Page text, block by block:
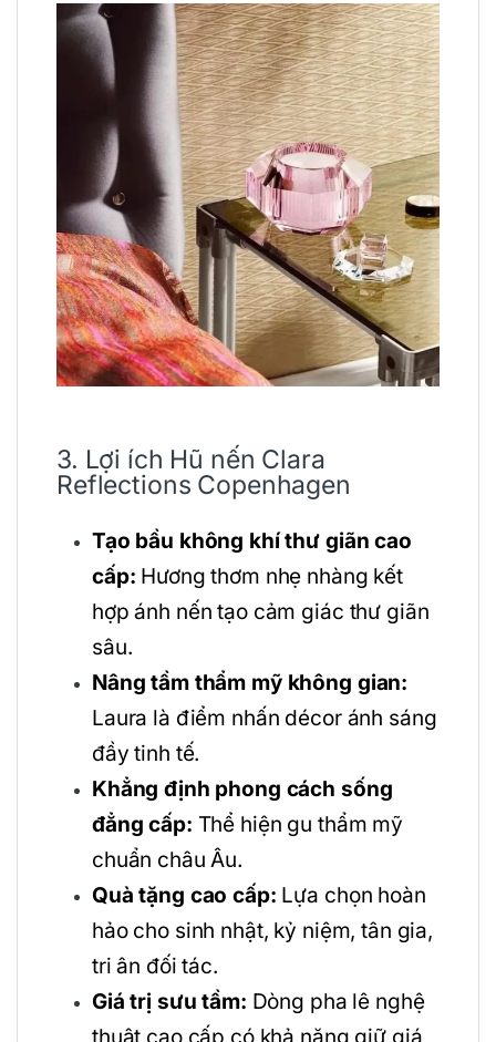
3. Lợi ích Hũ nến Clara
Reflections Copenhagen
Tạo bầu không khí thư giãn cao
cấp: Hương thơm nhẹ nhàng kết
hợp ánh nến tạo cảm giác thư giãn
sâu.
Nâng tầm thẩm mỹ không gian:
Laura là điểm nhấn décor ánh sáng
đầy tinh tế.
Khẳng định phong cách sống
đẳng cấp: Thể hiện gu thẩm mỹ
chuẩn châu Âu.
Quà tặng cao cấp: Lựa chọn hoàn
hảo cho sinh nhật, kỷ niệm, tân gia,
tri ân đối tác.
Giá trị sưu tầm: Dòng pha lê nghệ
thuật cao cấp có khả năng giữ giá